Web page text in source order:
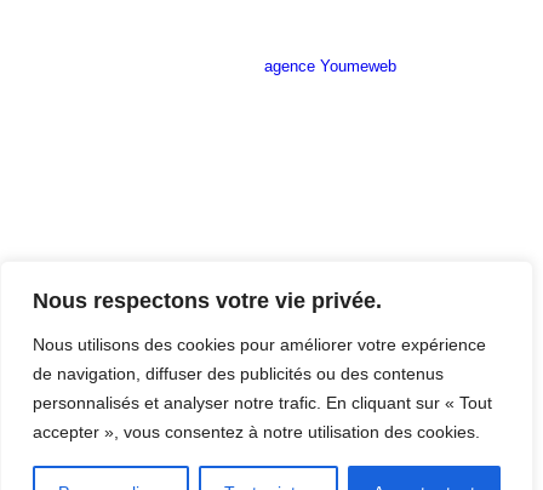
Nous respectons votre vie privée.
Nous utilisons des cookies pour améliorer votre expérience
de navigation, diffuser des publicités ou des contenus
personnalisés et analyser notre trafic. En cliquant sur « Tout
accepter », vous consentez à notre utilisation des cookies.
agence Youmeweb
Mercredi 08h30 – 12h00 / 14h00 – 18h30
Vendredi 08h30 – 12h00 / 14h00 – 17h00
Samedi Fermé
Dimanche Fermé
Mentions légales du site